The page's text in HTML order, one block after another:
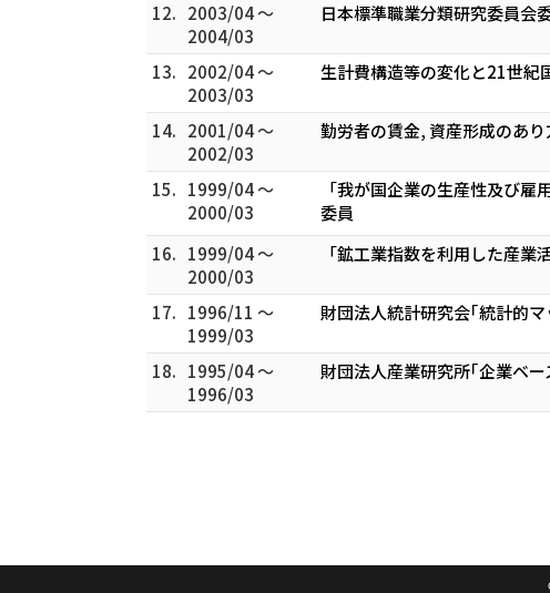
12. 2003/04 ～
2004/03
日本標準職業分類研究委員会
13. 2002/04 ～
2003/03
生計費構造等の変化と21世紀
14. 2001/04 ～
2002/03
勤労者の賃金, 資産形成のあ
15. 1999/04 ～
2000/03
「我が国企業の生産性及び
委員
16. 1999/04 ～
2000/03
「鉱工業指数を利用した産
17. 1996/11 ～
1999/03
財団法人統計研究会｢統計的
18. 1995/04 ～
1996/03
財団法人産業研究所｢企業ベ